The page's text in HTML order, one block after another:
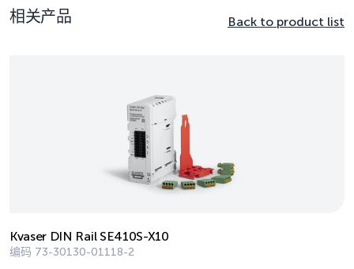
相关产品 Back to product list
Kvaser DIN Rail SE410S-X10
编码 73-30130-01118-2